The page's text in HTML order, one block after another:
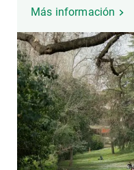
Más información